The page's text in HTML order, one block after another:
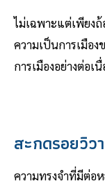
ไม่เฉพาะแต่เพียง
ความเป็นการเมือ
การเมืองอย่างต่อเนื่
สะกดรอยวิว
ความทรงจำที่มีต่อ